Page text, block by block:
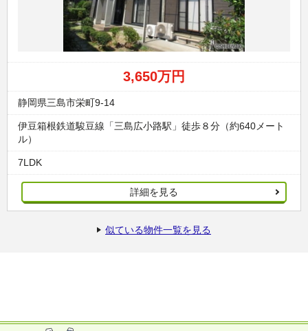
3,650万円
静岡県三島市栄町9-14
伊豆箱根鉄道駿豆線「三島広小路駅」徒歩８分（約640メート
ル）
7LDK
詳細を見る
似ている物件一覧を見る